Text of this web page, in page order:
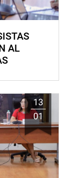
AL
13
01